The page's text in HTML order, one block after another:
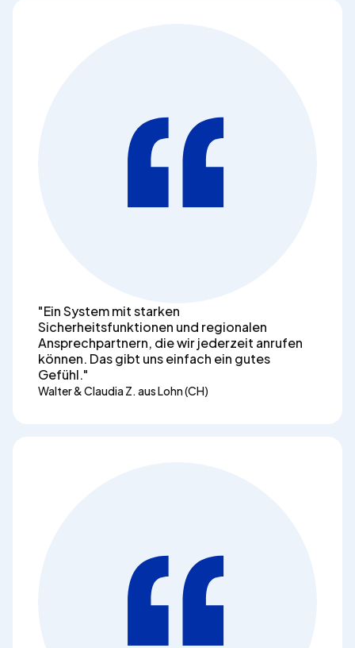
"Ein System mit starken
Sicherheitsfunktionen und regionalen
Ansprechpartnern, die wir jederzeit anrufen
können. Das gibt uns einfach ein gutes
Gefühl."
Walter & Claudia Z. aus Lohn (CH)